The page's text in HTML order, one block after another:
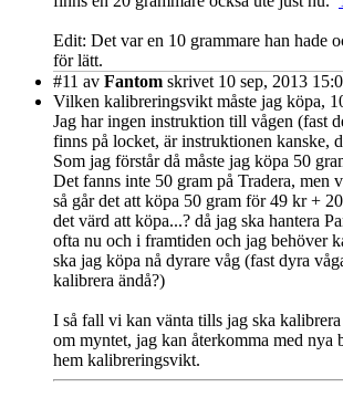
Edit: Det var en 10 grammare han hade
för lätt.
#11 av Fantom skrivet 10 sep, 2013
Vilken kalibreringsvikt måste jag köpa,
Jag har ingen instruktion till vågen (fast
finns på locket, är instruktionen kanske,
Som jag förstår då måste jag köpa 50
Det fanns inte 50 gram på Tradera, men
så går det att köpa 50 gram för 49 kr +
det värd att köpa...? då jag ska hantera
ofta nu och i framtiden och jag behöver
ska jag köpa nå dyrare våg (fast dyra
kalibrera ändå?)
I så fall vi kan vänta tills jag ska
om myntet, jag kan återkomma med nya
hem kalibreringsvikt.